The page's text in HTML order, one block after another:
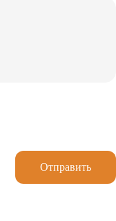
Отправить